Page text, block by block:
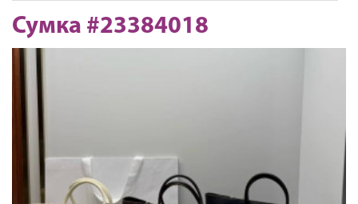
Сумка #23384018